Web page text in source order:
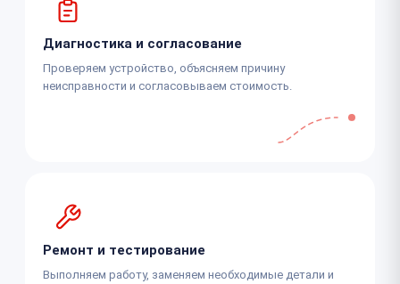
Диагностика и согласование
Проверяем устройство, объясняем причину
неисправности и согласовываем стоимость.
Ремонт и тестирование
Выполняем работу, заменяем необходимые детали и